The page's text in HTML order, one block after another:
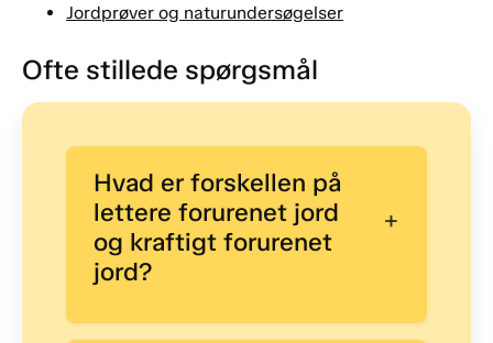
Jordprøver og naturundersøgelser
Ofte stillede spørgsmål
Hvad er forskellen på
lettere forurenet jord
og kraftigt forurenet
jord?
+